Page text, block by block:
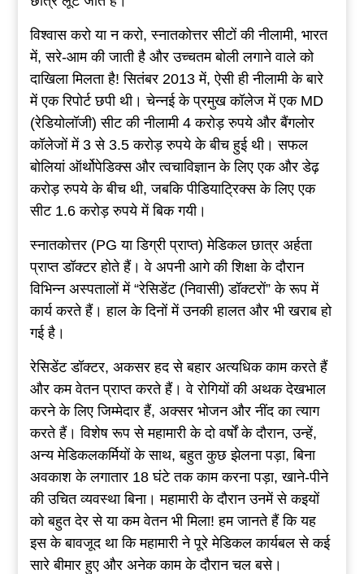
विश्वास करो या न करो, स्नातकोत्तर सीटों की नीलामी, भारत
में, सरे-आम की जाती है और उच्चतम बोली लगाने वाले को
दाखिला मिलता है! सितंबर 2013 में, ऐसी ही नीलामी के बारे
में एक रिपोर्ट छपी थी। चेन्नई के प्रमुख कॉलेज में एक MD
(रेडियोलॉजी) सीट की नीलामी 4 करोड़ रुपये और बैंगलोर
कॉलेजों में 3 से 3.5 करोड़ रुपये के बीच हुई थी। सफल
बोलियां ऑर्थोपेडिक्स और त्वचाविज्ञान के लिए एक और डेढ़
करोड़ रुपये के बीच थी, जबकि पीडियाट्रिक्स के लिए एक
सीट 1.6 करोड़ रुपये में बिक गयी।
स्नातकोत्तर (PG या डिग्री प्राप्त) मेडिकल छात्र अर्हता
प्राप्त डॉक्टर होते हैं। वे अपनी आगे की शिक्षा के दौरान
विभिन्न अस्पतालों में “रेसिडेंट (निवासी) डॉक्टरों” के रूप में
कार्य करते हैं। हाल के दिनों में उनकी हालत और भी खराब हो
गई है।
रेसिडेंट डॉक्टर, अकसर हद से बहार अत्यधिक काम करते हैं
और कम वेतन प्राप्त करते हैं। वे रोगियों की अथक देखभाल
करने के लिए जिम्मेदार हैं, अक्सर भोजन और नींद का त्याग
करते हैं। विशेष रूप से महामारी के दो वर्षों के दौरान, उन्हें,
अन्य मेडिकलकर्मियों के साथ, बहुत कुछ झेलना पड़ा, बिना
अवकाश के लगातार 18 घंटे तक काम करना पड़ा, खाने-पीने
की उचित व्यवस्था बिना। महामारी के दौरान उनमें से कइयों
को बहुत देर से या कम वेतन भी मिला! हम जानते हैं कि यह
इस के बावजूद था कि महामारी ने पूरे मेडिकल कार्यबल से कई
सारे बीमार हुए और अनेक काम के दौरान चल बसे।